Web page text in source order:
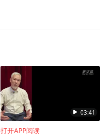
03:41
打开APP阅读